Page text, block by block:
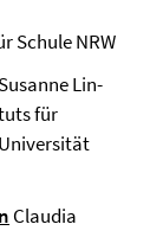
Schule NRW
Lin-
für
Claudia